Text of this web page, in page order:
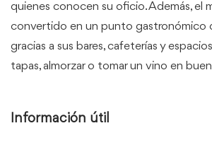
quienes conocen su oficio. Además, el
convertido en un punto gastronómico
gracias a sus bares, cafeterías y
tapas, almorzar o tomar un vino en
Información útil